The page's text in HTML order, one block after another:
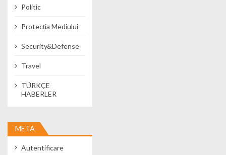
Politic
Protecția Mediului
Security&Defense
Travel
TÜRKÇE
HABERLER
META
Autentificare